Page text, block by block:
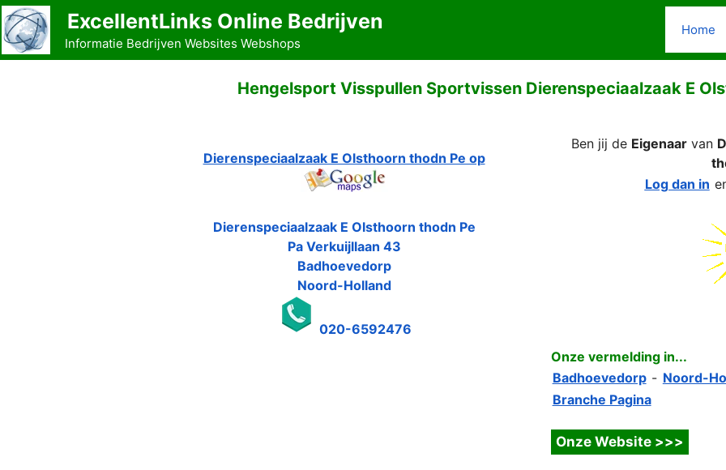
Ga
naar
de
ExcellentLinks Online Bedrijven
Informatie Bedrijven Websites Webshops
Home
Hengelsport Visspullen Sportvissen Dierenspeciaalzaak E
Dierenspeciaalzaak E Olsthoorn thodn Pe op
Dierenspeciaalzaak E Olsthoorn thodn Pe
Pa Verkuijllaan 43
Badhoevedorp
Noord-Holland
020-6592476
Ben jij de Eigenaarvan
Log dan in
Onze vermelding in...
Badhoevedorp - Noord-
Branche Pagina